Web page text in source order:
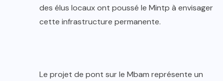
des élus locaux ont poussé le Mintp à envisager
cette infrastructure permanente.
Le projet de pont sur le Mbam représente un